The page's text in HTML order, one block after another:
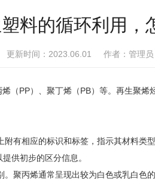
料的循环利用
更新时间：2023.06.01 作者：管理
（PP）、聚丁烯（PB）等。再生聚
有相应的标识和标签，指示其材料类
供初步的区分信息。
聚丙烯通常呈现出较为白色或乳白